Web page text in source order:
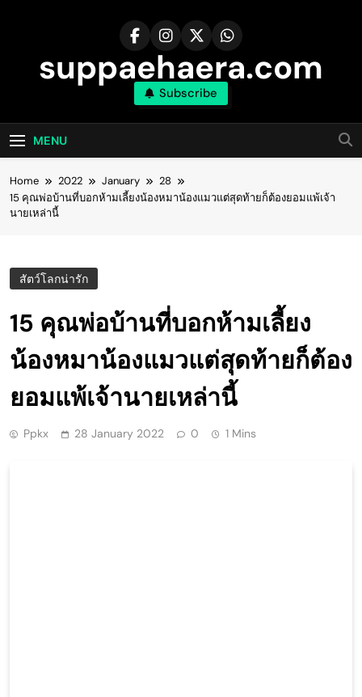
suppaehaera.com
Subscribe
MENU
Home 2022 January
28
15 คุณพ่อบ้านที่บอกห้ามเลี้ยงน้องหมาน้องแมวแต่สุดท้ายก็ต้องยอมแพ้เจ้า
นายเหล่านี้
สัตว์โลกน่ารัก
15 คุณพ่อบ้านที่บอกห้ามเลี้ยง
น้องหมาน้องแมวแต่สุดท้ายก็ต้อง
ยอมแพ้เจ้านายเหล่านี้
Ppkx 28 January 2022 0 1 Mins